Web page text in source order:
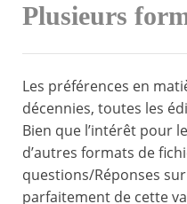
Plusieurs
Les préférences en
décennies, toutes les
Bien que l’intérêt pour
d’autres formats de
questions/Réponses
parfaitement de cette